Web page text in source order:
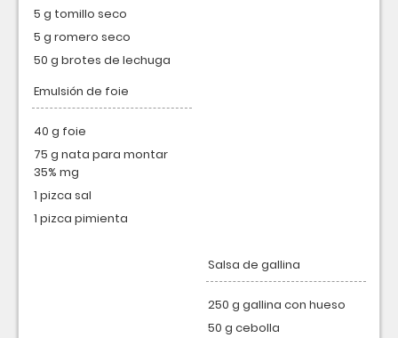
5 g tomillo seco
5 g romero seco
50 g brotes de lechuga
Emulsión de foie
40 g foie
75 g nata para montar
35% mg
1 pizca sal
1 pizca pimienta
Salsa de gallina
250 g gallina con hueso
50 g cebolla